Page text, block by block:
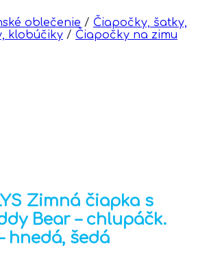
oblečenie / Čiapočky, šatky,
klobúčiky / Čiapočky na zimu
Zimná čiapka s
Bear – chlupáčk.
hnedá, šedá